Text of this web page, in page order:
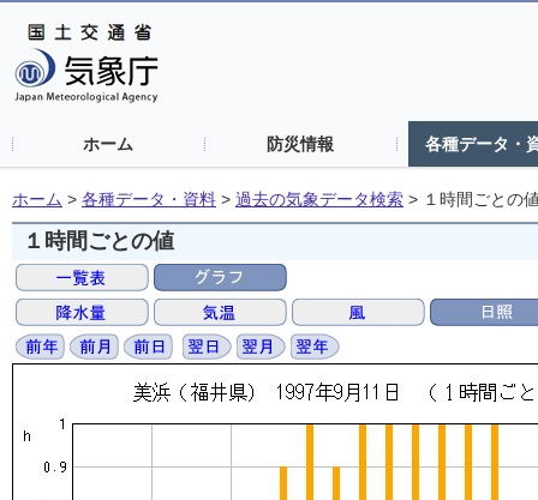
ホーム 防災情報 各種データ・
ホーム > 各種データ・資料 > 過去の気象データ検索 > １時間ごとの
１時間ごとの値